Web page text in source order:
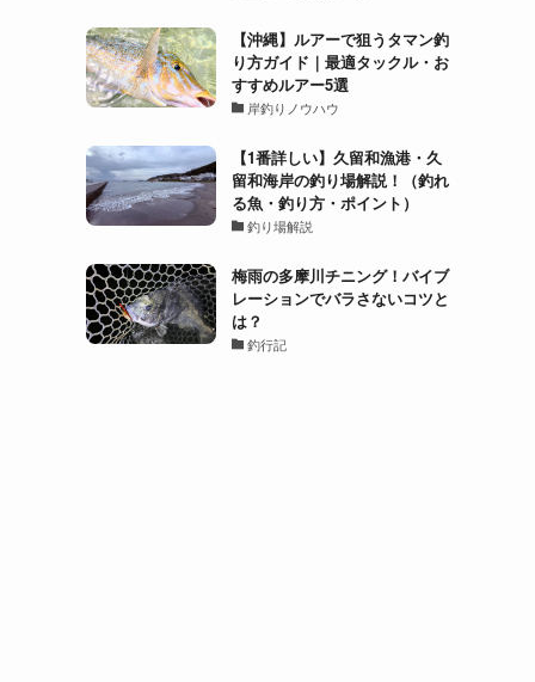
【沖縄】ルアーで狙うタマン釣
り方ガイド｜最適タックル・お
すすめルアー5選
岸釣りノウハウ
【1番詳しい】久留和漁港・久
留和海岸の釣り場解説！（釣れ
る魚・釣り方・ポイント）
釣り場解説
梅雨の多摩川チニング！バイブ
レーションでバラさないコツと
は？
釣行記